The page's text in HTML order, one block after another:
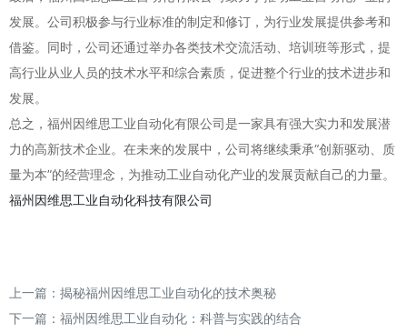
发展。公司积极参与行业标准的制定和修订，为行业发展提供参考和
借鉴。同时，公司还通过举办各类技术交流活动、培训班等形式，提
高行业从业人员的技术水平和综合素质，促进整个行业的技术进步和
发展。
总之，福州因维思工业自动化有限公司是一家具有强大实力和发展潜
力的高新技术企业。在未来的发展中，公司将继续秉承“创新驱动、质
量为本”的经营理念，为推动工业自动化产业的发展贡献自己的力量。
福州因维思工业自动化科技有限公司
上一篇： 揭秘福州因维思工业自动化的技术奥秘
下一篇： 福州因维思工业自动化：科普与实践的结合